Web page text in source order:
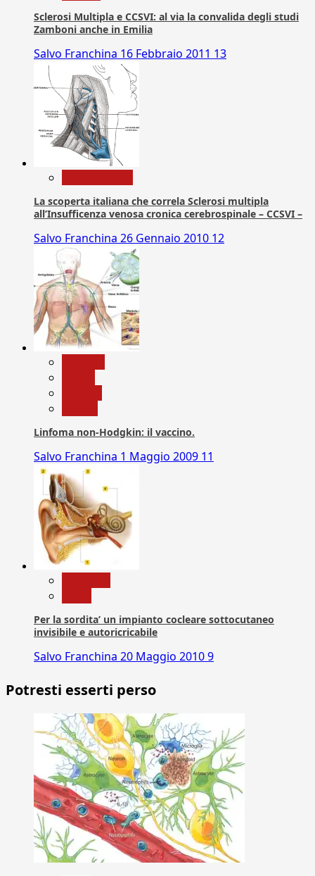
Sclerosi Multipla e CCSVI: al via la convalida degli studi
Zamboni anche in Emilia
Salvo Franchina 16 Febbraio 2011 13
La scoperta italiana che correla Sclerosi multipla
all’Insufficenza venosa cronica cerebrospinale – CCSVI –
Salvo Franchina 26 Gennaio 2010 12
Linfoma non-Hodgkin: il vaccino.
Salvo Franchina 1 Maggio 2009 11
Per la sordita’ un impianto cocleare sottocutaneo
invisibile e autoricricabile
Salvo Franchina 20 Maggio 20109
Potresti esserti perso